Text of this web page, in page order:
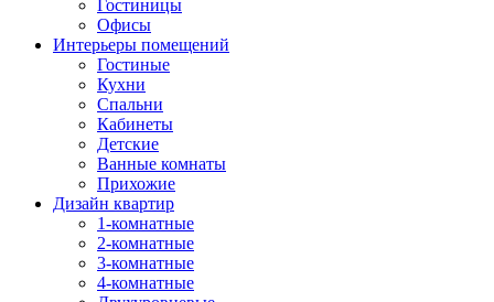
Гостиницы
Офисы
Интерьеры помещений
Гостиные
Кухни
Спальни
Кабинеты
Детские
Ванные комнаты
Прихожие
Дизайн квартир
1-комнатные
2-комнатные
3-комнатные
4-комнатные